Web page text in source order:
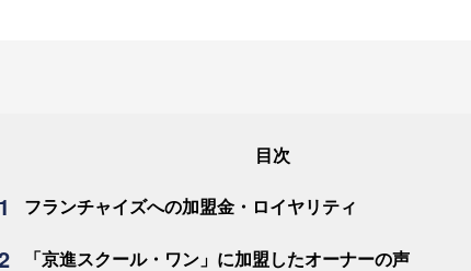
フランチャイズへの加盟金・ロイヤリティ
「京進スクール・ワン」に加盟したオーナーの声